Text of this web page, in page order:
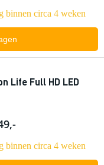
binnen circa 4 weken
Life Full HD LED
binnen circa 4 weken